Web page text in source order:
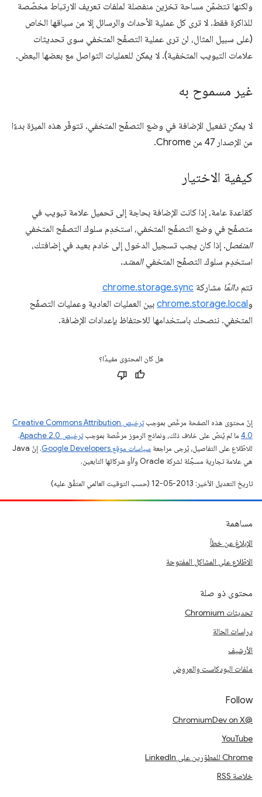
ولكنها تتضمّن مساحة تخزين منفصلة لملفات تعريف الارتباط مخصّصة
للذاكرة فقط. لا ترى كل عملية الأحداث والرسائل إلا من سياقها الخاص
(على سبيل المثال، لن ترى عملية التصفّح المتخفي سوى تحديثات
علامات التبويب المتخفية). لا يمكن للعمليات التواصل مع بعضها البعض.
غير مسموح به
لا يمكن تفعيل الإضافة في وضع التصفّح المتخفي. تتوفّر هذه الميزة بدءًا
من الإصدار 47 من Chrome.
كيفية الاختيار
كقاعدة عامة، إذا كانت الإضافة بحاجة إلى تحميل علامة تبويب في
متصفّح في وضع التصفّح المتخفي، استخدِم سلوك التصفّح المتخفي
المنفصل. إذا كان يجب تسجيل الدخول إلى خادم بعيد في إضافتك،
استخدِم سلوك التصفّح المتخفيالممتد.
تتم دائمًا مشاركة chrome.storage.sync
وchrome.storage.local بين العمليات العادية وعمليات التصفّح
المتخفي. ننصحك باستخدامها للاحتفاظ بإعدادات الإضافة.
هل كان المحتوى مفيدًا؟
إنّ محتوى هذه الصفحة مرخّص بموجب
ترخيص Creative Commons Attribution
4.0‏ ما لم يُنصّ على خلاف ذلك، ونماذج الرموز مرخّصة بموجبترخيص Apache 2.0‏
.
للاطّلاع على التفاصيل، يُرجى مراجعة سياسات موقع Google Developers‏
. إنّ Java
هي علامة تجارية مسجَّلة لشركة Oracle و/أو شركائها التابعين.
تاريخ التعديل الأخير: 2013-05-12 (حسب التوقيت العالمي المتفَّق عليه)
مساهمة
الإبلاغ عن خطأ
الاطّلاع على المشاكل المفتوحة
محتوى ذو صلة
تحديثات Chromium
دراسات الحالة
الأرشيف
ملفات البودكاست والعروض
Follow
@ChromiumDev on X
YouTube
Chrome للمطوّرين على LinkedIn
خلاصة RSS